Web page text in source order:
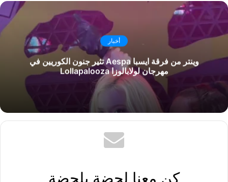
أخبار
وينتر من فرقة ايسبا Aespa تثير جنون الكوريين في
مهرجان لولابالوزا Lollapalooza
كن معنا لحضة بلحضة